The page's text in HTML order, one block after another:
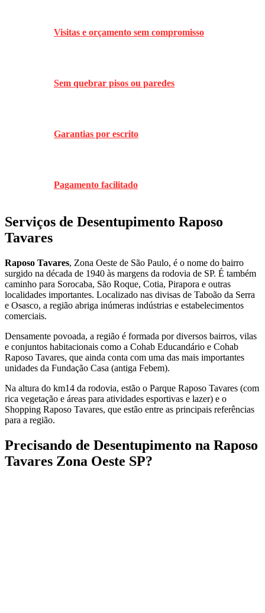
Visitas e orçamento sem compromisso
Sem quebrar pisos ou paredes
Garantias por escrito
Pagamento facilitado
Serviços de Desentupimento Raposo
Tavares
Raposo Tavares, Zona Oeste de São Paulo, é o nome do bairro
surgido na década de 1940 às margens da rodovia de SP. É também
caminho para Sorocaba, São Roque, Cotia, Pirapora e outras
localidades importantes. Localizado nas divisas de Taboão da Serra
e Osasco, a região abriga inúmeras indústrias e estabelecimentos
comerciais.
Densamente povoada, a região é formada por diversos bairros, vilas
e conjuntos habitacionais como a Cohab Educandário e Cohab
Raposo Tavares, que ainda conta com uma das mais importantes
unidades da Fundação Casa (antiga Febem).
Na altura do km14 da rodovia, estão o Parque Raposo Tavares (com
rica vegetação e áreas para atividades esportivas e lazer) e o
Shopping Raposo Tavares, que estão entre as principais referências
para a região.
Precisando de Desentupimento na Raposo
Tavares Zona Oeste SP?